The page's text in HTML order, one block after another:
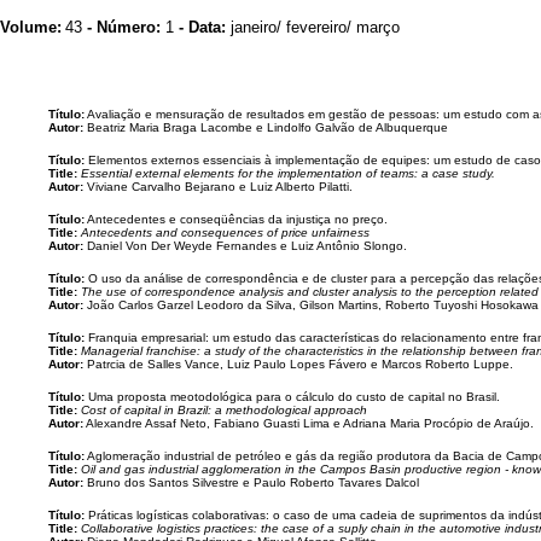
Volume: 43 - Número: 1 - Data: janeiro/ fevereiro/ março
Título:Avaliação e mensuração de resultados em gestão de pessoas: um estudo com
Autor: Beatriz Maria Braga Lacombe e Lindolfo Galvão de Albuquerque
Título: Elementos externos essenciais à implementação de equipes: um estudo de caso
Title: Essential external elements for the implementation of teams: a case study.
Autor: Viviane Carvalho Bejarano e Luiz Alberto Pilatti.
Título:Antecedentes e conseqüências da injustiça no preço.
Title: Antecedents and consequences of price unfairness
Autor: Daniel Von Der Weyde Fernandes e Luiz Antônio Slongo.
Título: O uso da análise de correspondência e de cluster para a percepção das
Title: The use of correspondence analysis and cluster analysis to the perception
Autor: João Carlos Garzel Leodoro da Silva, Gilson Martins, Roberto Tuyoshi Hosokawa
Título: Franquia empresarial: um estudo das características do relacionamento entre
Title: Managerial franchise: a study of the characteristics in the relationship between
Autor: Patrcia de Salles Vance, Luiz Paulo Lopes Fávero e Marcos Roberto Luppe.
Título: Uma proposta meotodológica para o cálculo do custo de capital no Brasil.
Title: Cost of capital in Brazil: a methodological approach
Autor:Alexandre Assaf Neto, Fabiano Guasti Lima e Adriana Maria Procópio de Araújo.
Título:Aglomeração industrial de petróleo e gás da região produtora da Bacia de
Title: Oil and gas industrial agglomeration in the Campos Basin productive region -
Autor: Bruno dos Santos Silvestre e Paulo Roberto Tavares Dalcol
Título: Práticas logísticas colaborativas: o caso de uma cadeia de suprimentos da
Title: Collaborative logistics practices: the case of a suply chain in the automotive